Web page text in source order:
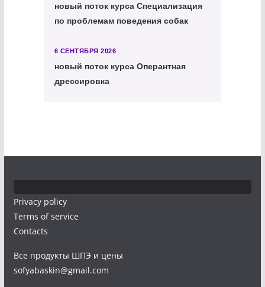
новый поток курса Специализация
по проблемам поведения собак
6 СЕНТЯБРЯ 2026
новый поток курса Оперантная
дрессировка
Privacy policy
Terms of service
Contacts
Все продукты ШПЭ и цены
sofyabaskin@gmail.com